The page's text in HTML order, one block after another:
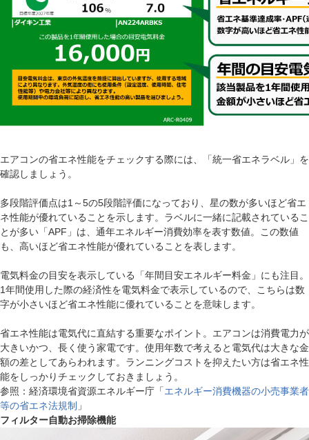
エアコンの省エネ性能をチェックする際には、「統一省エネラベル」を
確認しましょう。
多段階評価点は1～5の5段階評価になっており、星の数が多いほど省エ
ネ性能が優れていることを示します。ラベルに一緒に記載されているこ
とが多い「APF」は、通年エネルギー消費効率を表す数値。この数値
も、高いほど省エネ性能が優れていることを表します。
電気料金の目安を表示している「年間目安エネルギー料金」にも注目。
1年間使用した際の経済性を電気料金で表示しているので、こちらは数
字が小さいほど省エネ性能に優れていることを意味します。
省エネ性能は電気代に直結する重要なポイント。エアコンは消費電力が
大きいかつ、長く使う家電です。使用年数で考えると電気代は大きな金
額の差としてあらわれます。ランニングコストを抑えたい方は省エネ性
能をしっかりチェックしておきましょう。
参照：経済環境省資源エネルギー庁「エネルギー消費機器の小売事業者
等の省エネ法規制 」
フィルター自動お掃除機能